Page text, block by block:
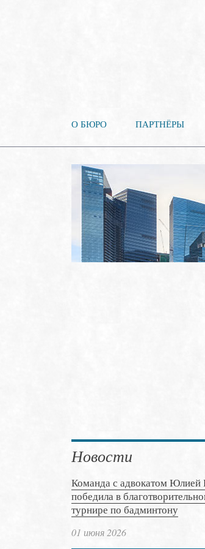
О БЮРО ПАРТНЁРЫ
Новости
Команда с адвокатом
победила в
турнире по бадминтону
01 июня 2026